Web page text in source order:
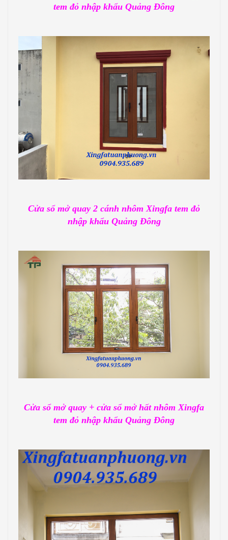
tem đỏ nhập khẩu Quảng Đông
Cửa sổ mở quay 2 cánh nhôm Xingfa tem đỏ
nhập khẩu Quảng Đông
Cửa sổ mở quay + cửa sổ mở hất nhôm Xingfa
tem đỏ nhập khẩu Quảng Đông